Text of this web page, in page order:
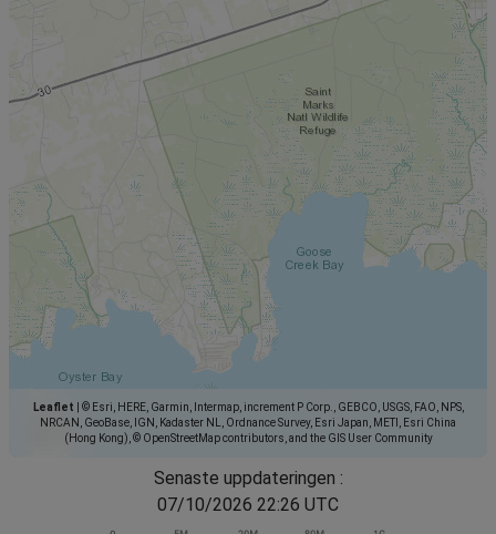
Leaflet
© Esri, HERE, Garmin, Intermap, increment P Corp., GEBCO, USGS, FAO, NPS,
NRCAN, GeoBase, IGN, Kadaster NL, Ordnance Survey, Esri Japan, METI, Esri China
(Hong Kong), © OpenStreetMap contributors, and the GIS User Community
Senaste uppdateringen :
07/10/2026 22:26 UTC